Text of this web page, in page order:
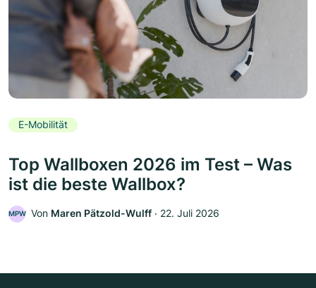
E-Mobilität
Top Wallboxen 2026 im Test – Was
ist die beste Wallbox?
MPW Von Maren Pätzold-Wulff ‧ 22. Juli 2026